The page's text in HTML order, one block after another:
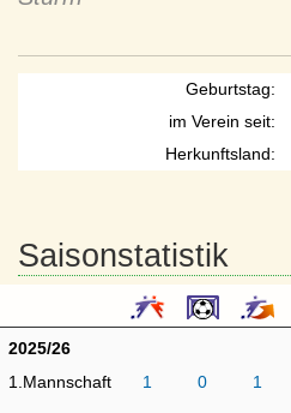
Geburtstag:
im Verein seit:
Herkunftsland:
Saisonstatistik
2025/26
1.Mannschaft
1 0 1